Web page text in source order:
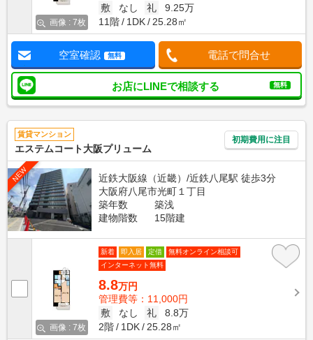
画像 : 7枚
敷
なし 礼
9.25万
11階
1DK 25.28㎡
空室確認 無料 電話で問合せ
お店にLINEで相談する 無料
賃貸マンション
エステムコート大阪プリューム
初期費用に注目
NEW
近鉄大阪線（近畿）/近鉄八尾駅 徒歩3分
大阪府八尾市光町１丁目
築年数
築浅
建物階数
15階建
画像 : 7枚
新着 即入居 定借
無料オンライン相談可
インターネット無料
8.8万円
管理費等：11,000円
敷
なし 礼
8.8万
2階
1DK 25.28㎡